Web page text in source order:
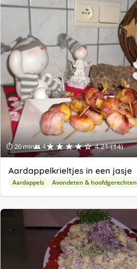
⏱ 20 min👥 4★★★★☆ 4.21 (14)
Aardappelkrieltjes in een jasje
Aardappels Avondeten & hoofdgerechten